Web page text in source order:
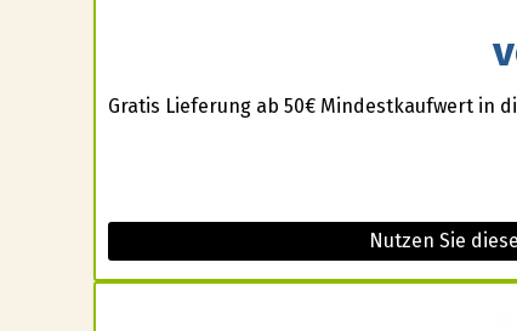
Gratis Lieferung ab 50€ Mindestkaufwert in
Nutzen Sie